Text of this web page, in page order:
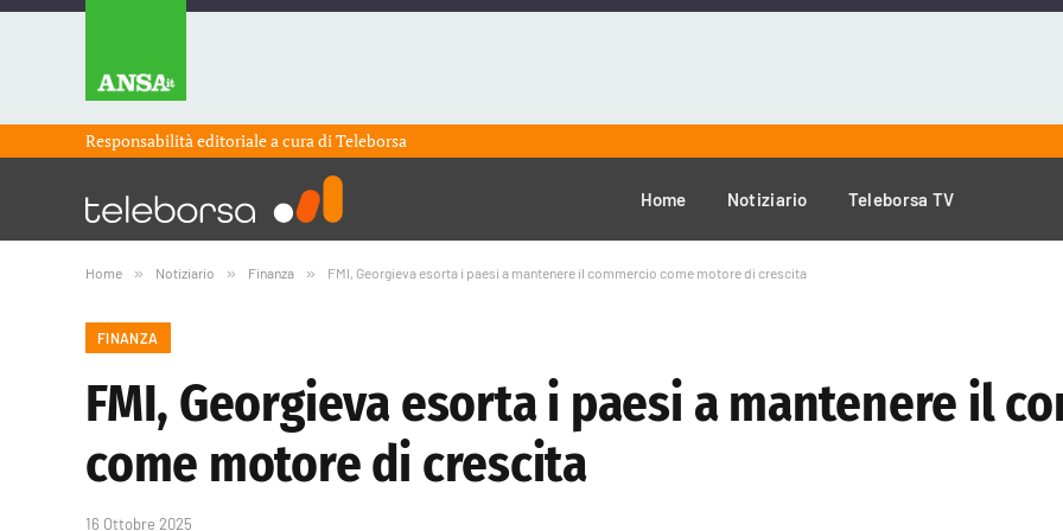
Responsabilità editoriale a cura diTeleborsa
Home Notiziario Teleborsa TV
Home » Notiziario » Finanza » FMI, Georgieva esorta i paesi a mantenere il commercio come motore di crescita
FINANZA
FMI, Georgieva esorta i paesi a mantenere il
come motore di crescita
16 Ottobre 2025